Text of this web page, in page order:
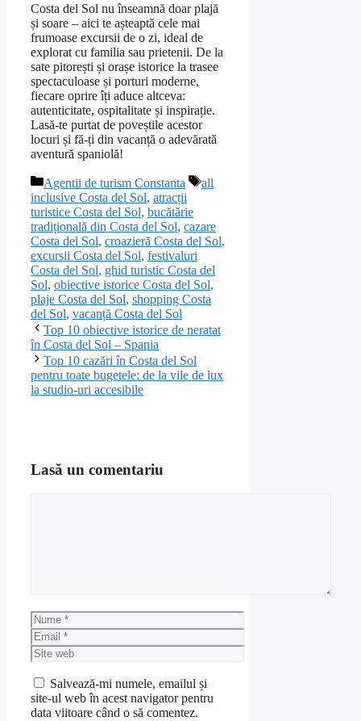
Costa del Sol nu înseamnă doar plajă
și soare – aici te așteaptă cele mai
frumoase excursii de o zi, ideal de
explorat cu familia sau prietenii. De la
sate pitorești și orașe istorice la trasee
spectaculoase și porturi moderne,
fiecare oprire îți aduce altceva:
autenticitate, ospitalitate și inspirație.
Lasă-te purtat de poveștile acestor
locuri și fă-ți din vacanță o adevărată
aventură spaniolă!
Categorii
Agentii de turism Constanta Etichete
all
inclusive Costa del Sol, atracții
turistice Costa del Sol, bucătărie
tradițională din Costa del Sol, cazare
Costa del Sol, croazieră Costa del Sol,
excursii Costa del Sol, festivaluri
Costa del Sol, ghid turistic Costa del
Sol, obiective istorice Costa del Sol,
plaje Costa del Sol, shopping Costa
del Sol, vacanță Costa del Sol
Top 10 obiective istorice de neratat
în Costa del Sol – Spania
Top 10 cazări în Costa del Sol
pentru toate bugetele: de la vile de lux
la studio-uri accesibile
Lasă un comentariu
Nume
Email
Site
web
Salvează-mi numele, emailul și
site-ul web în acest navigator pentru
data viitoare când o să comentez.